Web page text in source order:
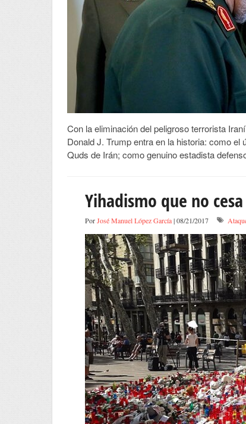
Con la eliminación del peligroso terrorista
Donald J. Trump entra en la historia: como
Quds de Irán; como genuino estadista
Yihadismo que no cesa
PorJosé Manuel López García| 08/21/2017